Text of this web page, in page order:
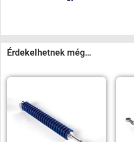
Érdekelhetnek még…